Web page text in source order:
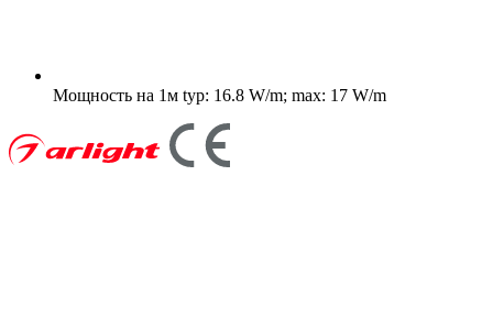
Мощность на 1м typ: 16.8 W/m; max: 17 W/m